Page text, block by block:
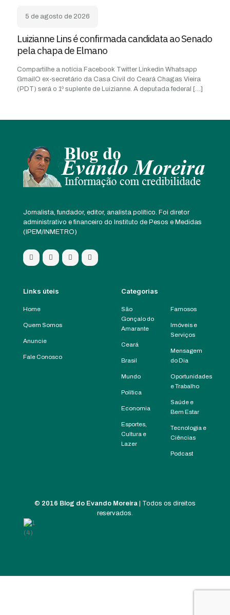
5 de agosto de 2026
Luizianne Lins é confirmada candidata ao Senado
pela chapa de Elmano
Compartilhe a notícia Facebook Twitter Linkedin Whatsapp
GmailO ex-secretário da Casa Civil do Ceará Chagas Vieira
(PDT) será o 1º suplente de Luizianne. A deputada federal […]
Jornalista, fundador, editor, analista político. Foi diretor
administrativo e financeiro do Instituto de Pesos e Medidas
(IPEM/INMETRO)
Links úteis
Home
Quem Somos
Anuncie
Fale Conosco
Categorias
São
Gonçalo do
Amarante
Ceará
Brasil
Mundo
Política
Economia
Esportes,
Cultura e
Lazer
Famosos
Imóveis e
Serviços
Mensagem
do Dia
Oportunidades
e Trabalho
Saúde e
Bem Estar
Tecnologia e
Ciências
Podcast
© 2016 Blog do Evando Moreira | Todos os direitos
reservados.